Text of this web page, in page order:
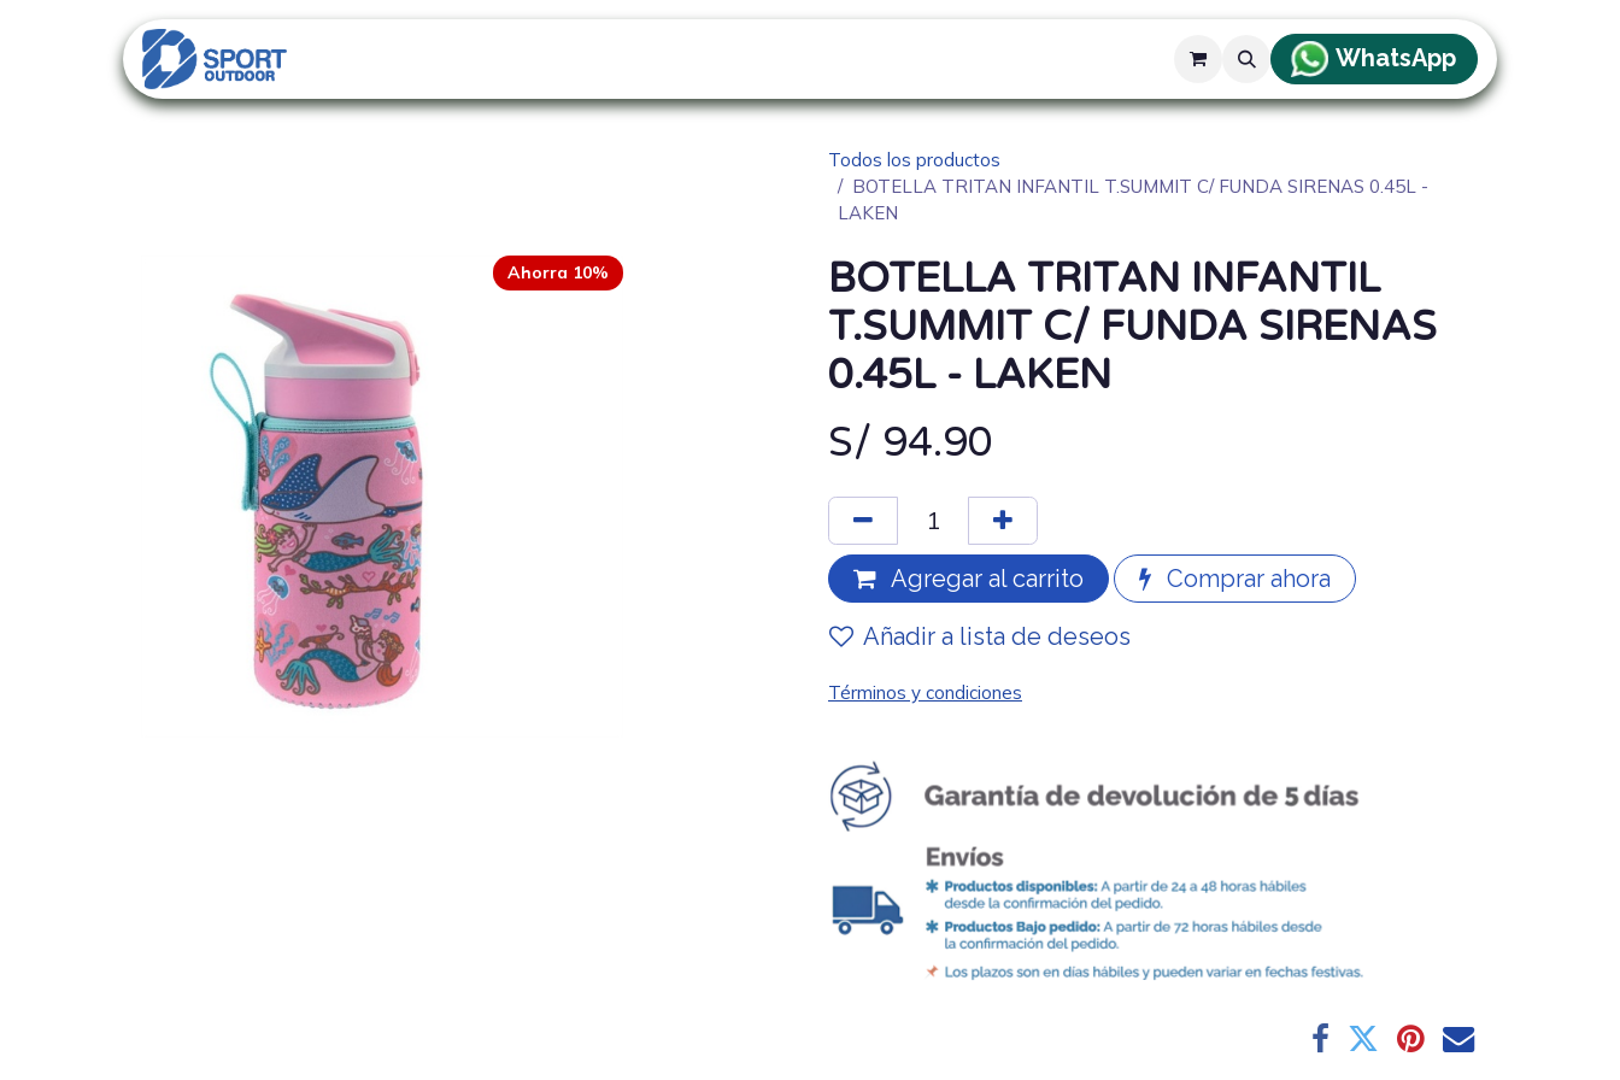
WhatsApp
Todos los productos
BOTELLA TRITAN INFANTIL T.SUMMIT C/ FUNDA SIRENAS 0.45L -
LAKEN
Ahorra 10%
BOTELLA TRITAN INFANTIL
T.SUMMIT C/ FUNDA SIRENAS
0.45L - LAKEN
S/ 94.90
Agregar al carrito
Comprar ahora
Añadir a lista de deseos
Términos y condiciones